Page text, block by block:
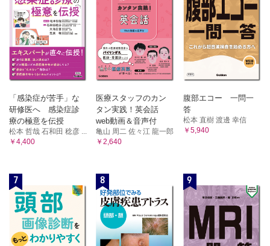
「感染症が苦手」な
研修医へ 感染症診
療の極意を伝授
松本 哲哉 石和田 稔彦 ...
￥4,400
医療スタッフのカン
タン実践！英会話
web動画＆音声付
亀山 周二 佐々江 龍一郎
￥2,640
腹部エコー 一問一
答
松本 直樹 渡邊 幸信
￥5,940
7 8 9